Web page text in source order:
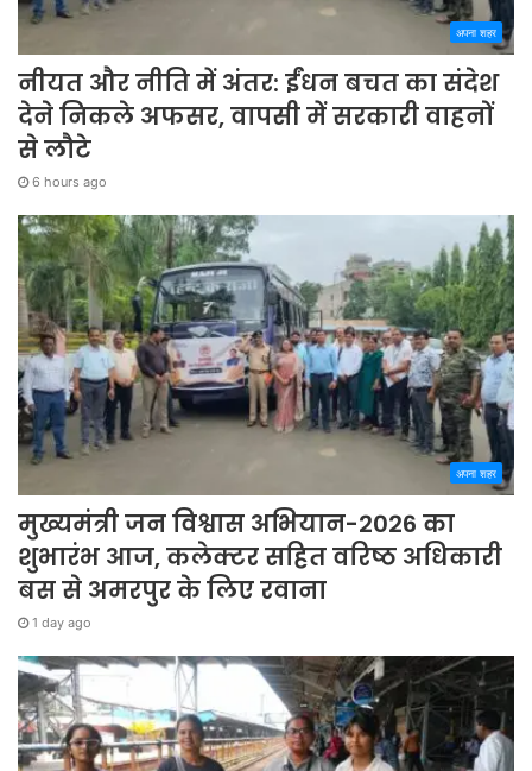
अपना शहर
नीयत और नीति में अंतर: ईंधन बचत का संदेश
देने निकले अफसर, वापसी में सरकारी वाहनों
से लौटे
6 hours ago
अपना शहर
मुख्यमंत्री जन विश्वास अभियान-2026 का
शुभारंभ आज, कलेक्टर सहित वरिष्ठ अधिकारी
बस से अमरपुर के लिए रवाना
1 day ago